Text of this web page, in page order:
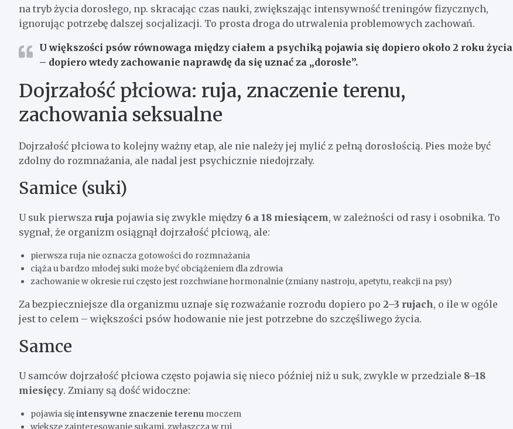
na tryb życia dorosłego, np. skracając czas nauki, zwiększając intensywność treningów fizycznych,
ignorując potrzebę dalszej socjalizacji. To prosta droga do utrwalenia problemowych zachowań.
U większości psów równowaga między ciałem a psychiką pojawia się dopiero około 2 roku życia
– dopiero wtedy zachowanie naprawdę da się uznać za „dorosłe”.
Dojrzałość płciowa: ruja, znaczenie terenu,
zachowania seksualne
Dojrzałość płciowa to kolejny ważny etap, ale nie należy jej mylić z pełną dorosłością. Pies może być
zdolny do rozmnażania, ale nadal jest psychicznie niedojrzały.
Samice (suki)
U suk pierwsza ruja pojawia się zwykle między 6 a 18 miesiącem, w zależności od rasy i osobnika. To
sygnał, że organizm osiągnął dojrzałość płciową, ale:
pierwsza ruja nie oznacza gotowości do rozmnażania
ciąża u bardzo młodej suki może być obciążeniem dla zdrowia
zachowanie w okresie rui często jest rozchwiane hormonalnie (zmiany nastroju, apetytu, reakcji na psy)
Za bezpieczniejsze dla organizmu uznaje się rozważanie rozrodu dopiero po 2–3 rujach, o ile w ogóle
jest to celem – większości psów hodowanie nie jest potrzebne do szczęśliwego życia.
Samce
U samców dojrzałość płciowa często pojawia się nieco później niż u suk, zwykle w przedziale 8–18
miesięcy. Zmiany są dość widoczne:
pojawia sięintensywne znaczenie terenu moczem
większe zainteresowanie sukami, zwłaszcza w rui